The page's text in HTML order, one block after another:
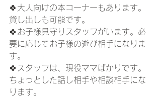
🍀大人向けの本コーナーもあります。
貸し出しも可能です。
🍀お子様見守りスタッフがいます。必
要に応じてお子様の遊び相手になりま
す。
🍀スタッフは、現役ママばかりです。
ちょっとした話し相手や相談相手にな
ります。